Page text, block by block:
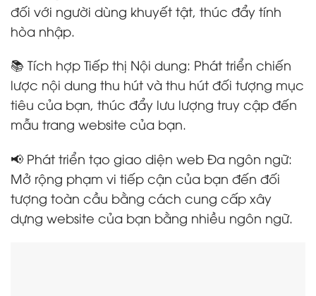
đối với người dùng khuyết tật, thúc đẩy tính
hòa nhập.
📚 Tích hợp Tiếp thị Nội dung: Phát triển chiến
lược nội dung thu hút và thu hút đối tượng mục
tiêu của bạn, thúc đẩy lưu lượng truy cập đến
mẫu trang website của bạn.
📢 Phát triển tạo giao diện web Đa ngôn ngữ:
Mở rộng phạm vi tiếp cận của bạn đến đối
tượng toàn cầu bằng cách cung cấp xây
dựng website của bạn bằng nhiều ngôn ngữ.